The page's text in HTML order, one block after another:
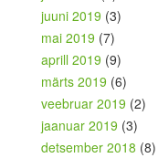
juuni 2019 (3)
mai 2019 (7)
aprill 2019 (9)
märts 2019 (6)
veebruar 2019 (2)
jaanuar 2019 (3)
detsember 2018 (8)